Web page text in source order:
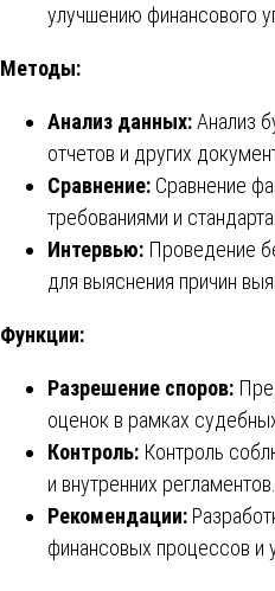
улучшению финансового
Методы:
Анализ данных:Анализ
отчетов и других
Сравнение: Сравнение
требованиями и
Интервью: Проведение
для выяснения причин
Функции:
Разрешение споров:
оценок в рамках
Контроль: Контроль
и внутренних регламентов.
Рекомендации:
финансовых процессов и